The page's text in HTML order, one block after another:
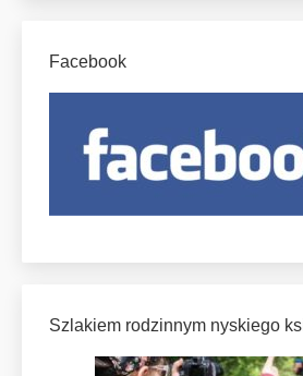
Facebook
Szlakiem rodzinnym nyskiego